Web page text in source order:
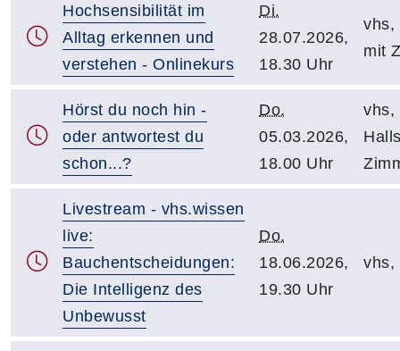
Hochsensibilität im
Alltag erkennen und
verstehen - Onlinekurs
Di.
28.07.2026,
18.30 Uhr
vhs,
mit
Hörst du noch hin -
oder antwortest du
schon...?
Do.
05.03.2026,
18.00 Uhr
vhs,
Livestream - vhs.wissen
live:
Bauchentscheidungen:
Die Intelligenz des
Unbewusst
Do.
18.06.2026,
19.30 Uhr
vhs,